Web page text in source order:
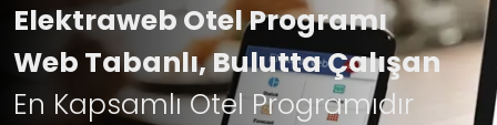
Elektraweb Otel Programı
Web Tabanlı, Bulutta Çalışan
En Kapsamlı Otel Programıdır